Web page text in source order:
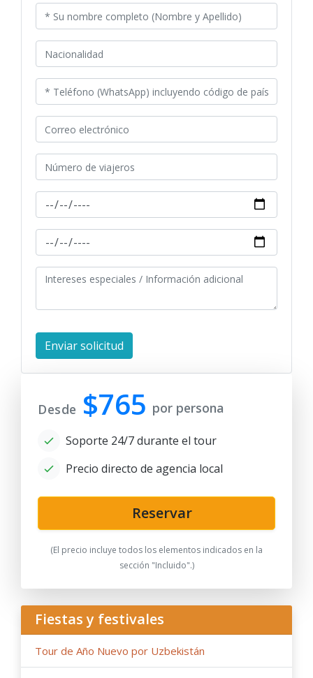
Desde $765 por persona
Soporte 24/7 durante el tour
Precio directo de agencia local
Reservar
(El precio incluye todos los elementos indicados en la
sección "Incluido".)
Fiestas y festivales
Tour de Año Nuevo por Uzbekistán